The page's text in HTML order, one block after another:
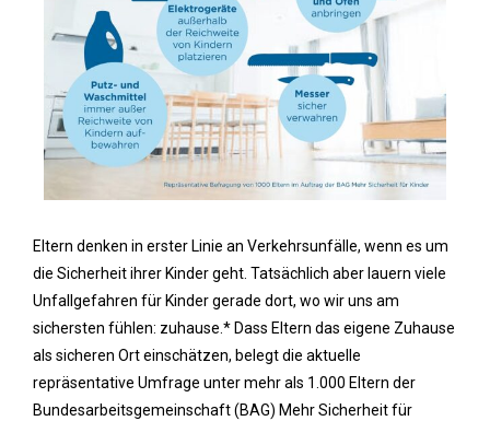
Eltern denken in erster Linie an Verkehrsunfälle, wenn es um
die Sicherheit ihrer Kinder geht. Tatsächlich aber lauern viele
Unfallgefahren für Kinder gerade dort, wo wir uns am
sichersten fühlen: zuhause.* Dass Eltern das eigene Zuhause
als sicheren Ort einschätzen, belegt die aktuelle
repräsentative Umfrage unter mehr als 1.000 Eltern der
Bundesarbeitsgemeinschaft (BAG) Mehr Sicherheit für